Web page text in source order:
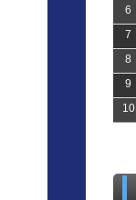
6
7
8
9
10